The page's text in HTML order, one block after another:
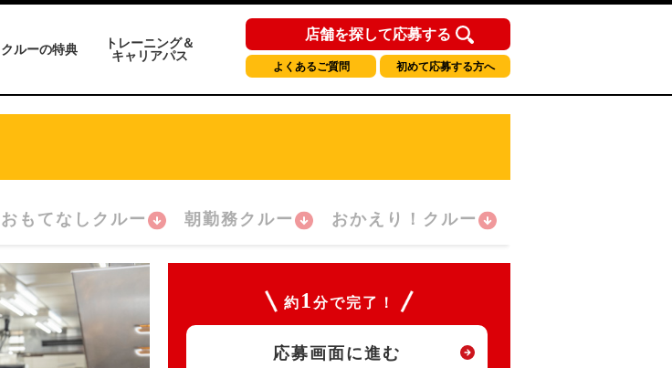
クルーの特典
トレーニング＆
キャリアパス
店舗を探して応募する
よくあるご質問 初めて応募する方へ
おもてなしクルー 朝勤務クルー おかえり！クルー
約 1 分で完了！
応募画面に進む